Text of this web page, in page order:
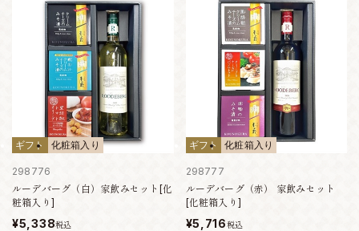
ギフト 化粧箱入り
298776
ルーデバーグ（白）家飲みセット[化
粧箱入り]
¥5,338税込
ギフト 化粧箱入り
298777
ルーデバーグ（赤） 家飲みセット
[化粧箱入り]
¥5,716税込